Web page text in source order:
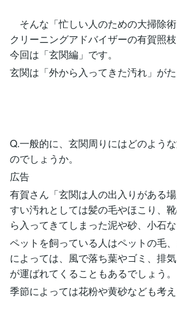
そんな「忙しい人のための大掃除
クリーニングアドバイザーの有賀照枝
今回は「玄関編」です。
玄関は「外から入ってきた汚れ」が
Q.一般的に、玄関周りにはどのよう
のでしょうか。
広告
有賀さん「玄関は人の出入りがある
すい汚れとしては髪の毛やほこり、
ら入ってきてしまった泥や砂、小石な
ペットを飼っている人はペットの毛
によっては、風で落ち葉やゴミ、排
が運ばれてくることもあるでしょう。
季節によっては花粉や黄砂なども考え